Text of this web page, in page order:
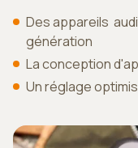
Des appareils
génération
La conception
Un réglage